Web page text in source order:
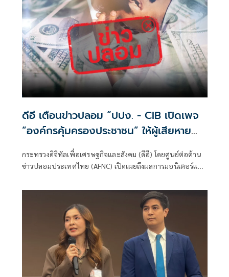
ดีอี เตือนข่าวปลอม “ปปง. - CIB เปิดเพจ
“องค์กรคุ้มครองประชาชน” ให้ผู้เสียหาย
จากสแกมเมอร์ ส่งหลักฐาน” ระวังสูญเงิน
- ข้อมูลส่วนบุคคล
กระทรวงดิจิทัลเพื่อเศรษฐกิจและสังคม (ดีอี) โดยศูนย์ต่อต้าน
ข่าวปลอมประเทศไทย (AFNC) เปิดเผยถึงผลการมอนิเตอร์และ
ปัญหาภัยความมั่นคงและภัยทางสังคมของนายไชยชนก ชิดชอบ
รัฐมนตรีว่าการกระทรวงดิจิทัลเพื่อเศรษฐกิจและสังคม (ดีอี)